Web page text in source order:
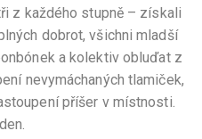
z každého stupně – získali
dobrot, všichni mladší
a kolektiv obluďat z
nevymáchaných tlamiček,
příšer v místnosti.